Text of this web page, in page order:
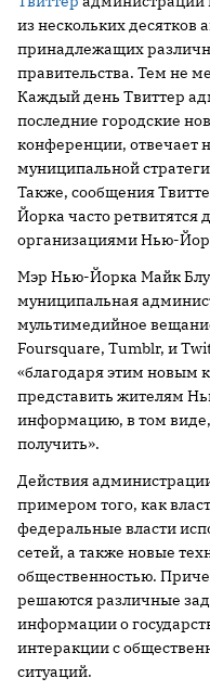
из нескольких десятков
принадлежащих
правительства. Тем не
Каждый день Твиттер
последние городские
конференции, отвечает
муниципальной
Также, сообщения
Йорка часто
организациями Нью-
Мэр Нью-Йорка Майк
муниципальная
мультимедийное
Foursquare, Tumblr, и
«благодаря этим новым
представить жителям
информацию, в том
получить».
Действия
примером того, как
федеральные власти
сетей, а также новые
общественностью.
решаются различные
информации о
интеракции с
ситуаций.